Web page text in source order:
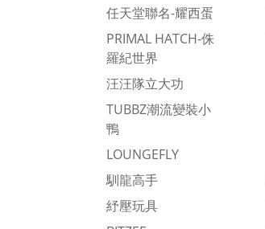
任天堂聯名-耀西蛋
PRIMAL HATCH-侏
羅紀世界
汪汪隊立大功
TUBBZ潮流變裝小
鴨
LOUNGEFLY
馴龍高手
紓壓玩具